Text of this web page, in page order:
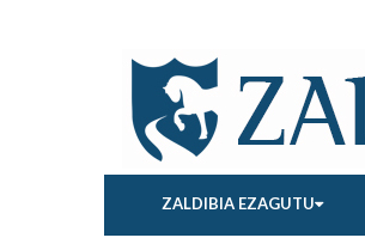
ZALDIBIA EZAGUTU